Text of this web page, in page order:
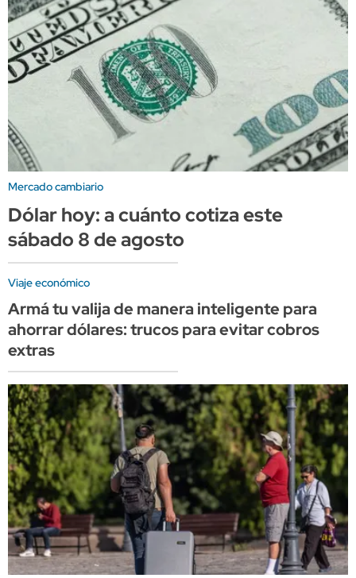
Mercado cambiario
Dólar hoy: a cuánto cotiza este
sábado 8 de agosto
Viaje económico
Armá tu valija de manera inteligente para
ahorrar dólares: trucos para evitar cobros
extras